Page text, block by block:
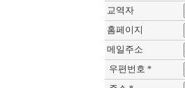
교역자
홈페이지
메일주소
우편번호 *